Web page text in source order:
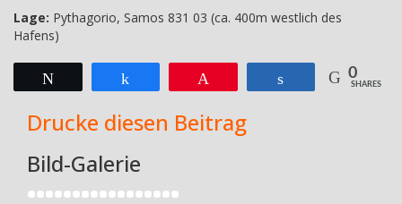
Lage: Pythagorio, Samos 831 03 (ca. 400m westlich des
Hafens)
Teilen 0
SHARES
Drucke diesen Beitrag
Bild-Galerie